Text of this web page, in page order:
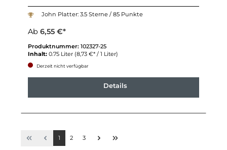
John Platter: 3.5 Sterne / 85 Punkte
Ab 6,55 €*
Produktnummer: 102327-25
Inhalt: 0.75 Liter (8,73 €* / 1 Liter)
Derzeit nicht verfügbar
Details
1 2 3